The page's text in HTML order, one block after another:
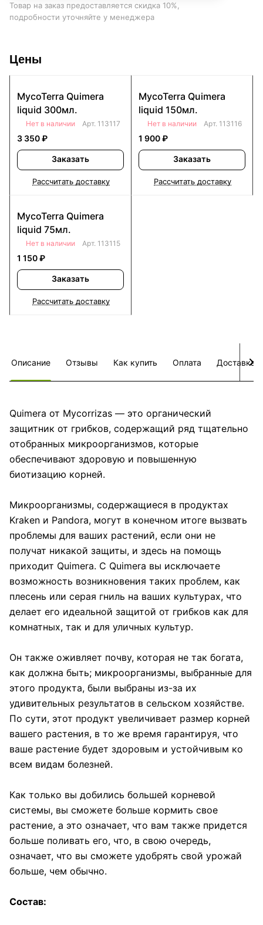
Товар на заказ предоставляется скидка 10%,
подробности уточняйте у менеджера
Цены
MycoTerra Quimera
liquid 300мл.
Нет в наличии Арт. 113117
3 350 ₽
Заказать
Рассчитать доставку
MycoTerra Quimera
liquid 150мл.
Нет в наличии Арт. 113116
1 900 ₽
Заказать
Рассчитать доставку
MycoTerra Quimera
liquid 75мл.
Нет в наличии Арт. 113115
1 150 ₽
Заказать
Рассчитать доставку
Описание Отзывы Как купить Оплата Доставка
Quimera от Mycorrizas — это органический
защитник от грибков, содержащий ряд тщательно
отобранных микроорганизмов, которые
обеспечивают здоровую и повышенную
биотизацию корней.
Микроорганизмы, содержащиеся в продуктах
Kraken и Pandora, могут в конечном итоге вызвать
проблемы для ваших растений, если они не
получат никакой защиты, и здесь на помощь
приходит Quimera. С Quimera вы исключаете
возможность возникновения таких проблем, как
плесень или серая гниль на ваших культурах, что
делает его идеальной защитой от грибков как для
комнатных, так и для уличных культур.
Он также оживляет почву, которая не так богата,
как должна быть; микроорганизмы, выбранные для
этого продукта, были выбраны из-за их
удивительных результатов в сельском хозяйстве.
По сути, этот продукт увеличивает размер корней
вашего растения, в то же время гарантируя, что
ваше растение будет здоровым и устойчивым ко
всем видам болезней.
Как только вы добились большей корневой
системы, вы сможете больше кормить свое
растение, а это означает, что вам также придется
больше поливать его, что, в свою очередь,
означает, что вы сможете удобрять свой урожай
больше, чем обычно.
Состав: